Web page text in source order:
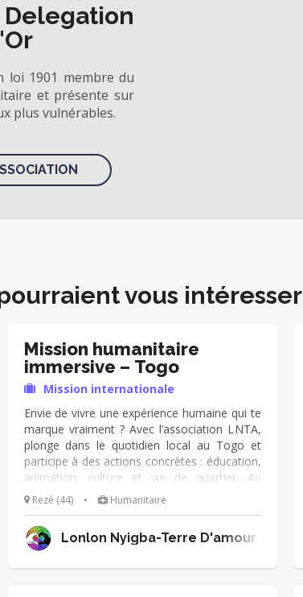
loi 1901 membre du
et présente sur
plus vulnérables.
vous intéresser
Mission humanitaire
immersive – Togo
Mission internationale
Envie de vivre une expérience humaine qui te
marque vraiment ? Avec l’association LNTA,
plonge dans le quotidien local au Togo et
participe à des actions concrètes : éducation,
animation, culture et vie de quartier. Au
programme : • Moments avec les enfants
(jeux, échanges, soutien scolaire) • Ateliers
créatifs et animations • Participation à la vie
de la maison de quartier Ici, tu ne viens pas
Rezé (44) • Humanitaire
Lonlon Nyigba-Terre D'amour